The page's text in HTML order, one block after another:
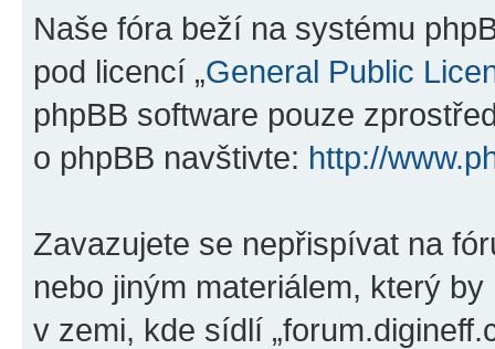
Naše fóra beží na systému
pod licencí „General Public
phpBB software pouze
o phpBB navštivte: http://
Zavazujete se nepřispívat na
nebo jiným materiálem, který
v zemi, kde sídlí